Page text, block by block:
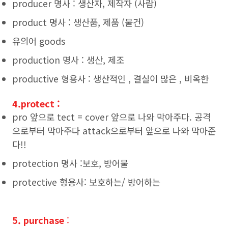
producer 명사 : 생산자, 제작자 (사람)
product 명사 : 생산품, 제품 (물건)
유의어 goods
production 명사 : 생산, 제조
productive 형용사 : 생산적인 , 결실이 많은 , 비옥한
4.protect :
pro 앞으로 tect = cover 앞으로 나와 막아주다. 공격
으로부터 막아주다 attack으로부터 앞으로 나와 막아준
다!!
protection 명사 :보호, 방어물
protective 형용사: 보호하는/ 방어하는
5. purchase :